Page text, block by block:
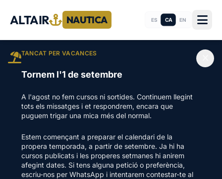
ALTAIR NAUTICA ES CA EN
TANCAT PER VACANCES
Tornem l'1 de setembre
A l'agost no fem cursos ni sortides. Continuem llegint
tots els missatges i et respondrem, encara que
puguem trigar una mica més del normal.
Estem començant a preparar el calendari de la
propera temporada, a partir de setembre. Ja hi ha
cursos publicats i les properes setmanes hi anirem
afegint dates. Si tens alguna petició o preferència,
escriu-nos per WhatsApp i intentarem contestar-te al